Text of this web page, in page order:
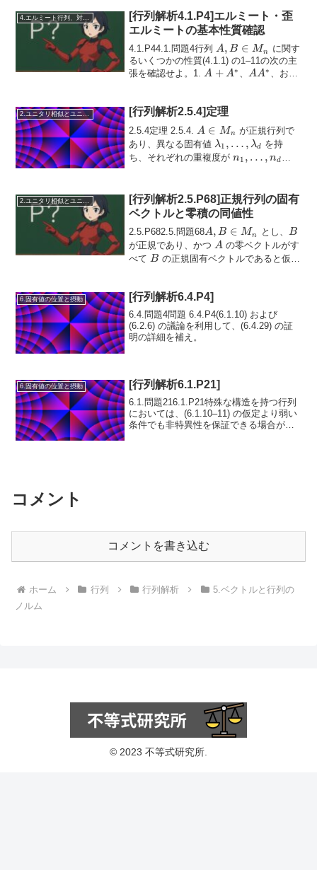
4.エルミート行列、対称行列、合同行列
[行列解析4.1.P4]エルミート・歪
エルミートの基本性質確認
4.1.P44.1.問題4行列A, B
\in
M_n
A, B ∈ Mn
に関す
るいくつかの性質(4.1.1) の1–11の次の主
張を確認せよ。1.A +
A + A∗ 、AA^*
AA∗ 、およ
2.ユニタリ相似とユニタリ同値 [行列解析2.5.4]定理
2.5.4定理 2.5.4. A
\in
M_n
A ∈ Mn が正規行列で
あり、異なる固有値 \lambda_1,
\ldots,
λ1 , … , λd
を持
ち、それぞれの重複度がn_1,
n1 , … , nd
2.ユニタリ相似とユニタリ同値
[行列解析2.5.P68]正規行列の固有
ベクトルと零積の同値性
2.5.P682.5.問題68A, B
\in
M_n
A, B ∈ Mn とし、 B
B
が正規であり、かつA
A の零ベクトルがす
べてB
B の正規固有ベクトルであると仮定
0
6.固有値の位置と摂動 [行列解析6.4.P4]
6.4.問題4問題 6.4.P4(6.1.10) および
(6.2.6) の議論を利用して、(6.4.29) の証
明の詳細を補え。
6.固有値の位置と摂動 [行列解析6.1.P21]
6.1.問題216.1.P21特殊な構造を持つ行列
においては、(6.1.10–11) の仮定より弱い
条件でも非特異性を保証できる場合があ
コメント
コメントを書き込む
ホーム 行列 行列解析
5.ベクトルと行列の
ノルム
© 2023 不等式研究所.